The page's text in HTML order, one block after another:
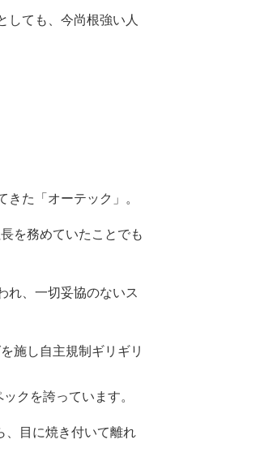
しても、今尚根強い人
た「オーテック」。
を務めていたことでも
れ、一切妥協のないス
施し自主規制ギリギリ
クを誇っています。
、目に焼き付いて離れ